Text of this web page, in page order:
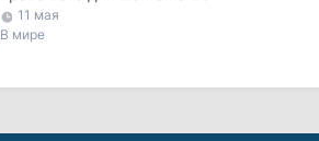
11 мая
В мире